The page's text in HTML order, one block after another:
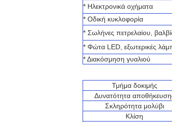
* Ηλεκτρονικά οχήματα
* Οδική κυκλοφορία
* Σωλήνες πετρελαίου,
* Φώτα LED, εξωτερικές
* Διακόσμηση γυαλιού
Τμήμα δοκιμής
Δυνατότητα
Σκληρότητα μολύβι
Κλίση